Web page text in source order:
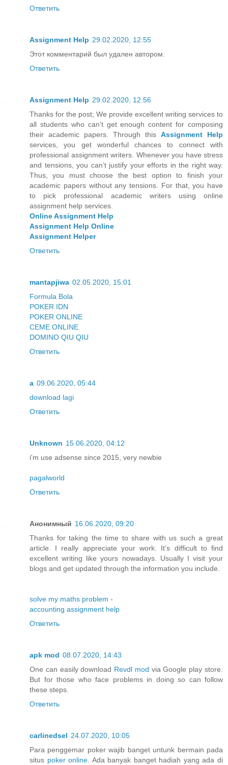
Ответить
Assignment Help 29.02.2020, 12:55
Этот комментарий был удален автором.
Ответить
Assignment Help 29.02.2020, 12:56
Thanks for the post; We provide excellent writing services to
all students who can’t get enough content for composing
their academic papers. Through this Assignment Help
services, you get wonderful chances to connect with
professional assignment writers. Whenever you have stress
and tensions, you can’t justify your efforts in the right way.
Thus, you must choose the best option to finish your
academic papers without any tensions. For that, you have
to pick professional academic writers using online
assignment help services.
Online Assignment Help
Assignment Help Online
Assignment Helper
Ответить
mantapjiwa 02.05.2020, 15:01
Formula Bola
POKER IDN
POKER ONLINE
CEME ONLINE
DOMINO QIU QIU
Ответить
a 09.06.2020, 05:44
download lagi
Ответить
Unknown 15.06.2020, 04:12
i'm use adsense since 2015, very newbie
pagalworld
Ответить
Анонимный 16.06.2020, 09:20
Thanks for taking the time to share with us such a great
article. I really appreciate your work. It’s difficult to find
excellent writing like yours nowadays. Usually I visit your
blogs and get updated through the information you include.
solve my maths problem -
accounting assignment help
Ответить
apk mod 08.07.2020, 14:43
One can easily download Revdl mod via Google play store.
But for those who face problems in doing so can follow
these steps.
Ответить
carlinedsel 24.07.2020, 10:05
Para penggemar poker wajib banget untunk bermain pada
situs poker online . Ada banyak banget hadiah yang ada di